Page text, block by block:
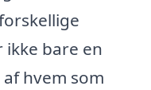
ikke bare en
hvem som